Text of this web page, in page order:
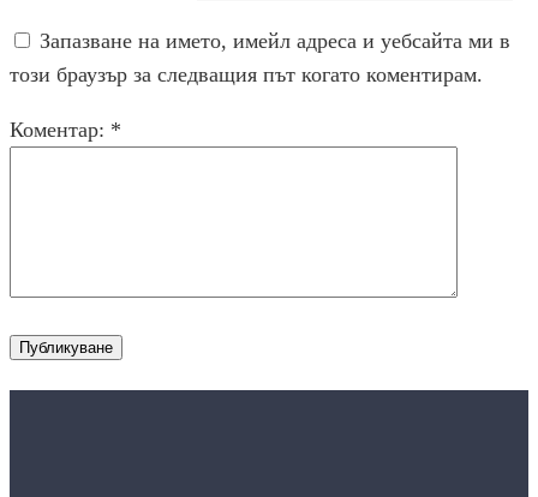
Запазване на името, имейл адреса и уебсайта ми в
този браузър за следващия път когато коментирам.
Коментар: *